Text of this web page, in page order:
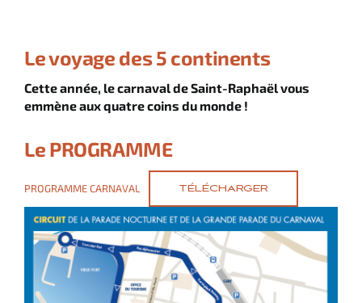
Le voyage des 5 continents
Cette année, le carnaval de Saint-Raphaël vous
emmène aux quatre coins du monde !
Le PROGRAMME
PROGRAMME CARNAVAL TÉLÉCHARGER